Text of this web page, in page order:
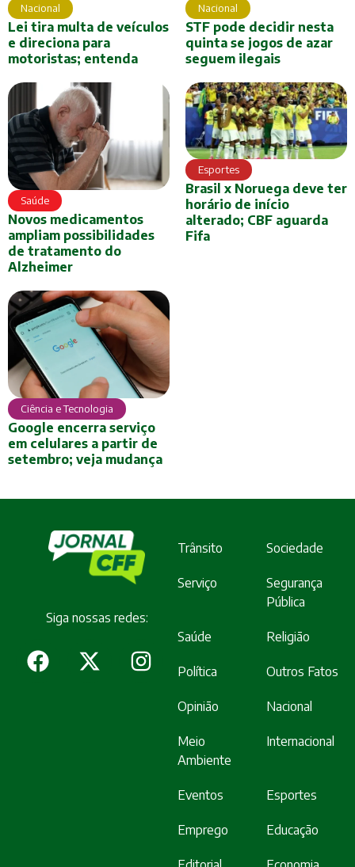
Nacional
Lei tira multa de veículos
e direciona para
motoristas; entenda
Nacional
STF pode decidir nesta
quinta se jogos de azar
seguem ilegais
Saúde
Novos medicamentos
ampliam possibilidades
de tratamento do
Alzheimer
Esportes
Brasil x Noruega deve ter
horário de início
alterado; CBF aguarda
Fifa
Ciência e Tecnologia
Google encerra serviço
em celulares a partir de
setembro; veja mudança
Siga nossas redes:
Trânsito Sociedade
Serviço
Segurança
Pública
Saúde Religião
Política Outros Fatos
Opinião Nacional
Meio
Ambiente
Internacional
Eventos Esportes
Emprego Educação